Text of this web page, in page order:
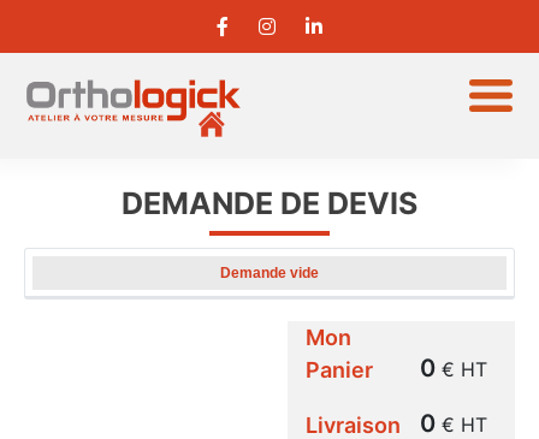
DEMANDE DE DEVIS
REFERENCE FINITION DETAILS
(HT)
Demande vide
Mon
Panier
0 € HT
Livraison 0 € HT